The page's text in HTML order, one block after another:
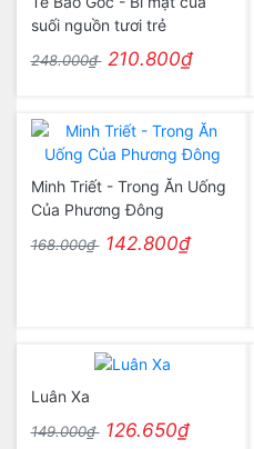
suối nguồn tươi trẻ
248.000₫ 210.800₫
Minh Triết - Trong Ăn Uống
Của Phương Đông
168.000₫ 142.800₫
Luân Xa
149.000₫ 126.650₫